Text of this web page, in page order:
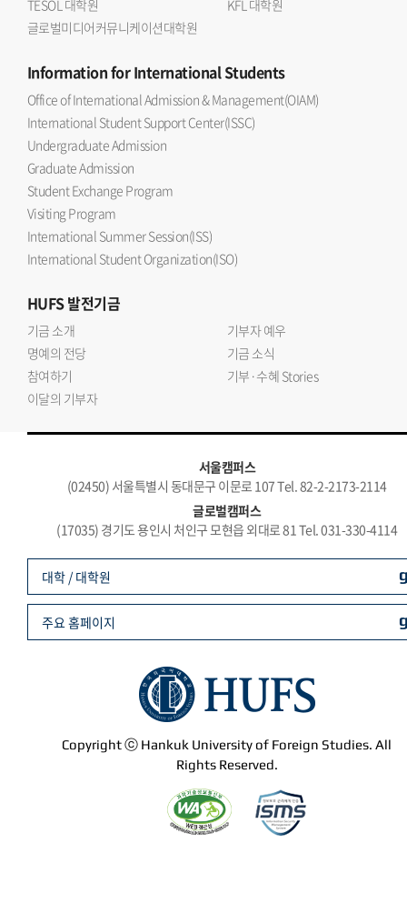
TESOL 대학원
KFL 대학원
글로벌미디어커뮤니케이션대학원
Informationfor International Students
Office of International Admission & Management(OIAM)
International Student Support Center(ISSC)
Undergraduate Admission
Graduate Admission
Student Exchange Program
Visiting Program
International Summer Session(ISS)
International Student Organization(ISO)
HUFS발전기금
기금 소개
기부자 예우
명예의 전당
기금 소식
참여하기
기부·수혜 Stories
이달의 기부자
서울캠퍼스
(02450) 서울특별시 동대문구 이문로 107 Tel. 82-2-2173-2114
글로벌캠퍼스
(17035) 경기도 용인시 처인구 모현읍 외대로 81 Tel. 031-330-4114
Copyright ⓒ Hankuk University of Foreign Studies. All
Rights Reserved.
대학 / 대학원
주요 홈페이지